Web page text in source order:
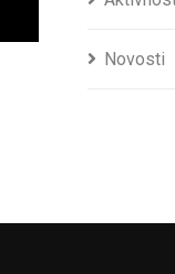
Novosti